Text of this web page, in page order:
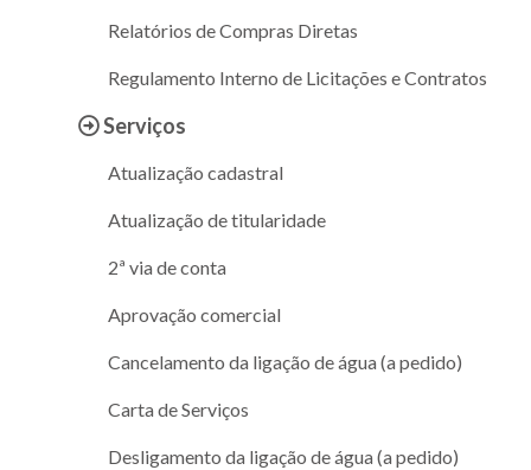
Relatórios de Compras Diretas
Regulamento Interno de Licitações e Contratos
Serviços
Atualização cadastral
Atualização de titularidade
2ª via de conta
Aprovação comercial
Cancelamento da ligação de água (a pedido)
Carta de Serviços
Desligamento da ligação de água (a pedido)